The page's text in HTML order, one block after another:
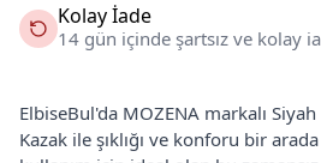
Kolay İade
14 gün içinde şartsız ve kolay
ElbiseBul'da MOZENA markalı
Kazak ile şıklığı ve konforu bir